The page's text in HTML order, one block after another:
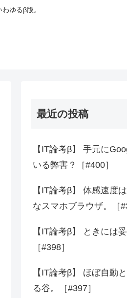
ゆるβ版。
最近の投稿
【IT論考β】 手元に
いる弊害？［#400］
【IT論考β】 体感速度
なスマホブラウザ。［
【IT論考β】 ときには
［#398］
【IT論考β】 ほぼ自動
る谷。［#397］